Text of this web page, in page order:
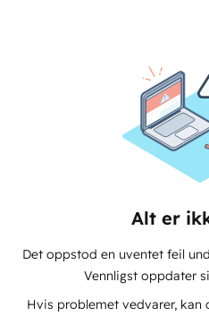
Alt er
Det oppstod en uventet feil
Vennligst oppdater
Hvis problemet vedvarer, kan